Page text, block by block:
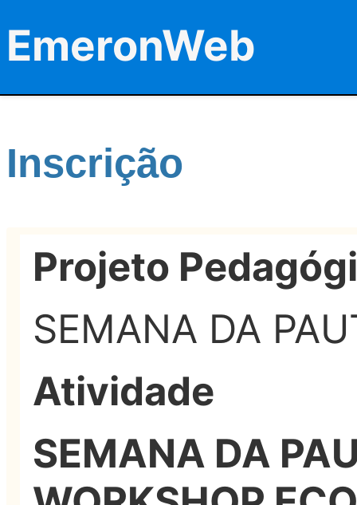
EmeronWeb
Inscrição
Projeto
SEMANA DA
Atividade
SEMANA DA